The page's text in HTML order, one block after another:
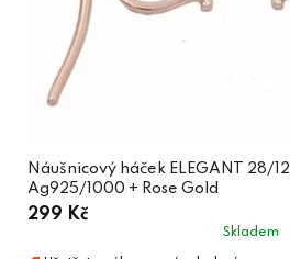
Náušnicový háček ELEGANT 28/
Ag925/1000 + Rose Gold
299 Kč
Skladem